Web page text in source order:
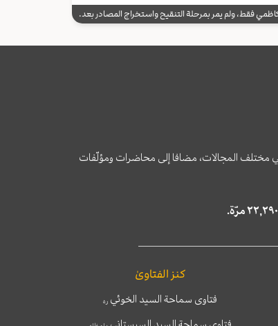
فقط، ولم يمر بمرحلة التنقيح واستخراج المصادر بعد.
في مختلف المجالات، مضافا إلى محاضرات ومؤلّفات
كنز الفتاوىٰ
فتاوى سماحة السيد الخوئي ره